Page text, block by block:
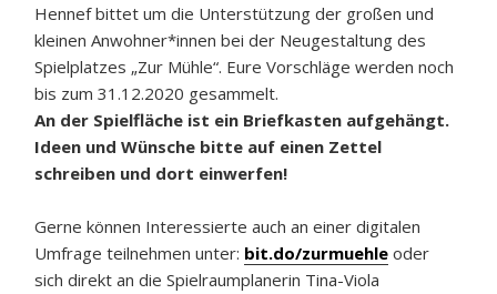
Hennef bittet um die Unterstützung der großen und
kleinen Anwohner*innen bei der Neugestaltung des
Spielplatzes „Zur Mühle“. Eure Vorschläge werden noch
bis zum 31.12.2020 gesammelt.
An der Spielfläche ist ein Briefkasten aufgehängt.
Ideen und Wünsche bitte auf einen Zettel
schreiben und dort einwerfen!
Gerne können Interessierte auch an einer digitalen
Umfrage teilnehmen unter: bit.do/zurmuehle oder
sich direkt an die Spielraumplanerin Tina-Viola